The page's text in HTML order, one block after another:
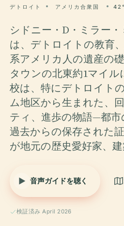
デトロイト アメリカ合衆国
シドニー・D・ミラー
は、デトロイトの教育
系アメリカ人の遺産の
タウンの北東約1マイ
校は、特にデトロイト
ム地区から生まれた、
ティ、進歩の物語—都
過去からの保存された
が地元の歴史愛好家、
音声ガイドを聴く
検証済み April 2026